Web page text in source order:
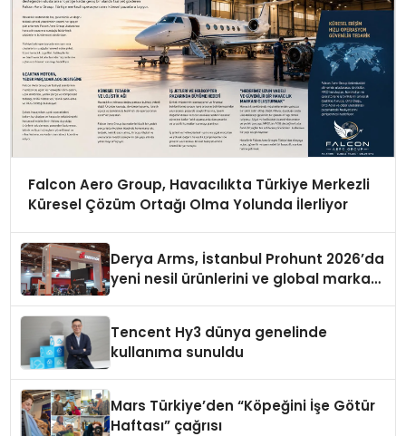
Falcon Aero Group, Havacılıkta Türkiye Merkezli
Küresel Çözüm Ortağı Olma Yolunda İlerliyor
Derya Arms, İstanbul Prohunt 2026’da
yeni nesil ürünlerini ve global marka
Tencent Hy3 dünya genelinde
kullanıma sunuldu
Mars Türkiye’den “Köpeğini İşe Götür
Haftası” çağrısı